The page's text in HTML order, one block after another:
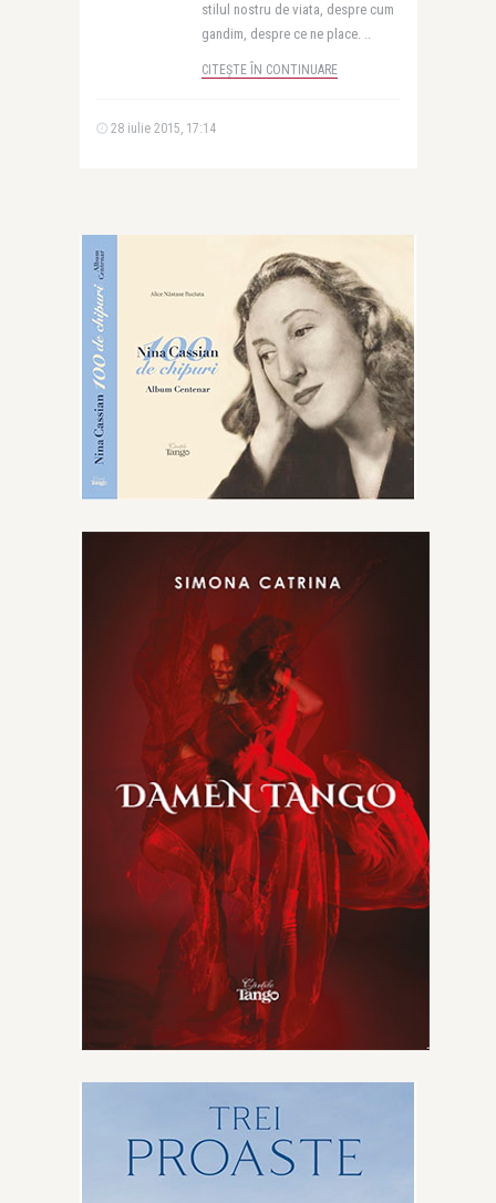
stilul nostru de viata, despre cum
gandim, despre ce ne place. ..
CITEȘTE ÎN CONTINUARE
28 iulie 2015, 17:14